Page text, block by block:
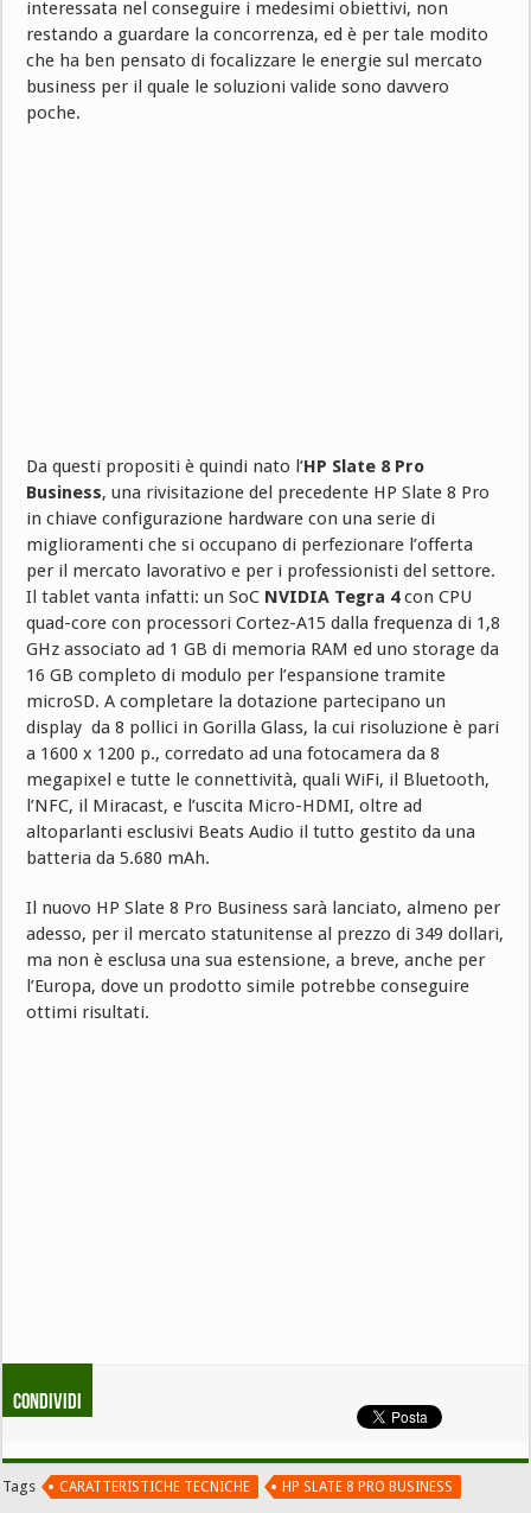
interessata nel conseguire i medesimi obiettivi, non
restando a guardare la concorrenza, ed è per tale modito
che ha ben pensato di focalizzare le energie sul mercato
business per il quale le soluzioni valide sono davvero
poche.
Da questi propositi è quindi nato l’HP Slate 8 Pro
Business, una rivisitazione del precedente HP Slate 8 Pro
in chiave configurazione hardware con una serie di
miglioramenti che si occupano di perfezionare l’offerta
per il mercato lavorativo e per i professionisti del settore.
Il tablet vanta infatti: un SoC NVIDIA Tegra 4con CPU
quad-core con processori Cortez-A15 dalla frequenza di 1,8
GHz associato ad 1 GB di memoria RAM ed uno storage da
16 GB completo di modulo per l’espansione tramite
microSD. A completare la dotazione partecipano un
display da 8 pollici in Gorilla Glass, la cui risoluzione è pari
a 1600 x 1200 p., corredato ad una fotocamera da 8
megapixel e tutte le connettività, quali WiFi, il Bluetooth,
l’NFC, il Miracast, e l’uscita Micro-HDMI, oltre ad
altoparlanti esclusivi Beats Audio il tutto gestito da una
batteria da 5.680 mAh.
Il nuovo HP Slate 8 Pro Business sarà lanciato, almeno per
adesso, per il mercato statunitense al prezzo di 349 dollari,
ma non è esclusa una sua estensione, a breve, anche per
l’Europa, dove un prodotto simile potrebbe conseguire
ottimi risultati.
Condividi
Tags CARATTERISTICHE TECNICHE HP SLATE 8 PRO BUSINESS